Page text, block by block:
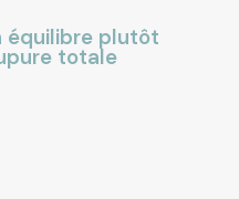
équilibre plutôt
totale